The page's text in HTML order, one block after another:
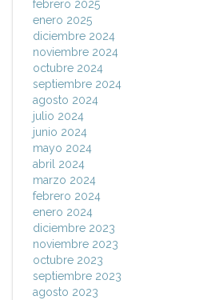
febrero 2025
enero 2025
diciembre 2024
noviembre 2024
octubre 2024
septiembre 2024
agosto 2024
julio 2024
junio 2024
mayo 2024
abril 2024
marzo 2024
febrero 2024
enero 2024
diciembre 2023
noviembre 2023
octubre 2023
septiembre 2023
agosto 2023